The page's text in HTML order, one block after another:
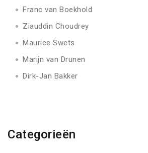
Franc van Boekhold
Ziauddin Choudrey
Maurice Swets
Marijn van Drunen
Dirk-Jan Bakker
Categorieën